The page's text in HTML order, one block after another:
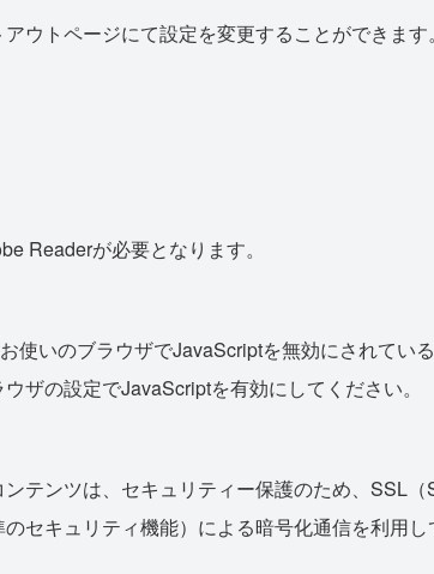
ウトページにて設定を変更することができます。
Readerが必要となります。
使いのブラウザでJavaScriptを無効にされてい
ザの設定でJavaScriptを有効にしてください。
テンツは、セキュリティー保護のため、SSL
セキュリティ機能）による暗号化通信を利用し